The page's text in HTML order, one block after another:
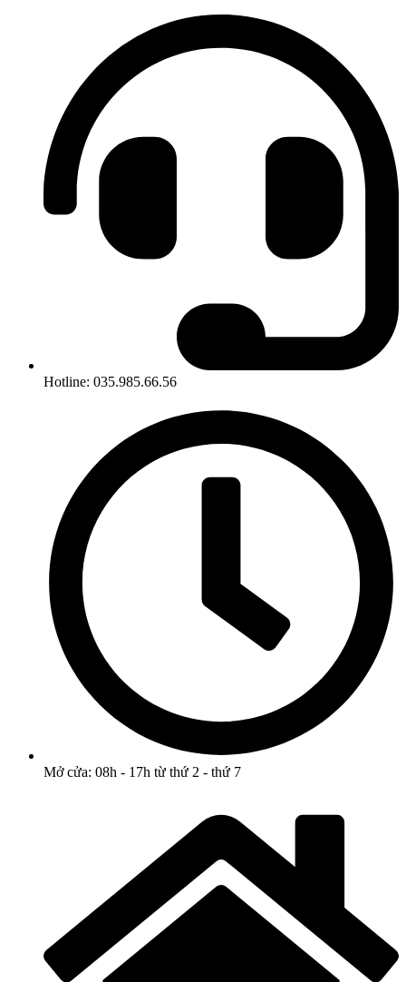
Hotline: 035.985.66.56
Mở cửa: 08h - 17h từ thứ 2 - thứ 7